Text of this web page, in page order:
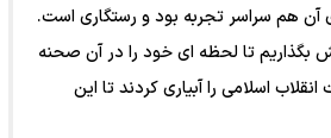
آن هم سراسر تجربه بود و رستگاری است.
بگذاریم تا لحظه ای خود را در آن صحنه
اسلامی را آبیاری کردند تا این